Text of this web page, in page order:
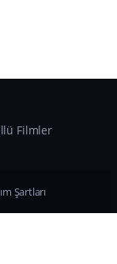
Filmler
Şartları